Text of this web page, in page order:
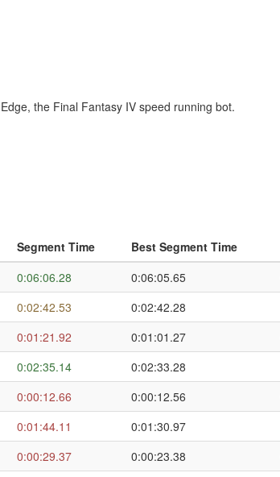
the Final Fantasy IV speed running bot.
Segment Time Best Segment Time
0:06:06.28 0:06:05.65
0:02:42.53 0:02:42.28
0:01:21.92 0:01:01.27
0:02:35.14 0:02:33.28
0:00:12.66 0:00:12.56
0:01:44.11 0:01:30.97
0:00:29.37 0:00:23.38